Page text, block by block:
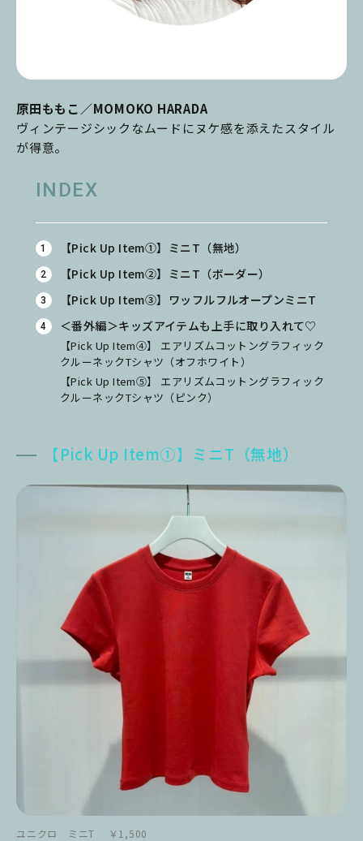
原田ももこ／MOMOKO HARADA
ヴィンテージシックなムードにヌケ感を添えたスタイル
が得意。
INDEX
【Pick Up Item①】ミニT（無地）
【Pick Up Item②】ミニT（ボーダー）
【Pick Up Item③】ワッフルフルオープンミニT
＜番外編＞キッズアイテムも上手に取り入れて♡
【Pick Up Item④】 エアリズムコットングラフィック
クルーネックTシャツ（オフホワイト）
【Pick Up Item⑤】 エアリズムコットングラフィック
クルーネックTシャツ（ピンク）
【Pick Up Item①】ミニT（無地）
ユニクロ ミニT ￥1,500